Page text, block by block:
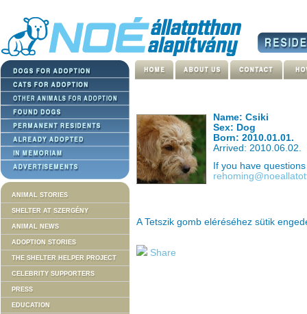
ANIMAL STORIES
SHELTER AT SZERGÉNY
ANIMAL NEWS
ADOPTION STORIES
THE SHELTER HELPER PROJECT
CELEBRITY SUPPORTERS
PRESS
EDUCATION
Name: Csiki
Sex: Dog
Born: 2010.01.01.
Arrived: 2010.06.02.
If you have
A Tetszik gomb eléréséhez sütik
Share